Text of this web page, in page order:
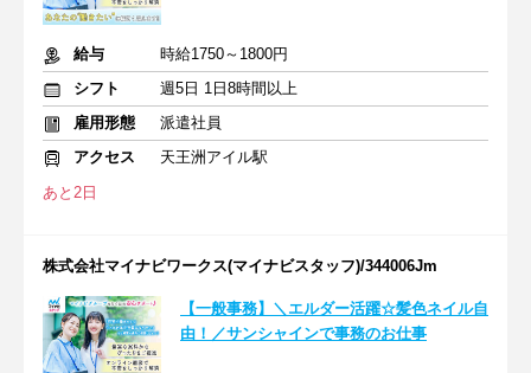
給与
時給1750～1800円
シフト
週5日 1日8時間以上
雇用形態
派遣社員
アクセス
天王洲アイル駅
あと2日
株式会社マイナビワークス(マイナビスタッフ)/344006Jm
【一般事務】＼エルダー活躍☆髪色ネイル自
由！／サンシャインで事務のお仕事